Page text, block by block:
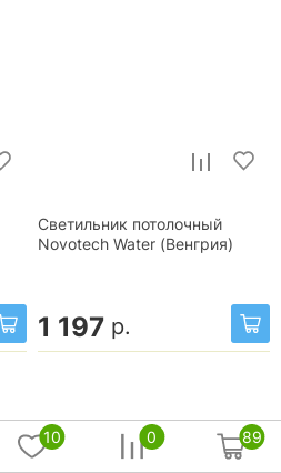
Светильник потолочный
Novotech Water (Венгрия)
1 197 р.
10 0 89